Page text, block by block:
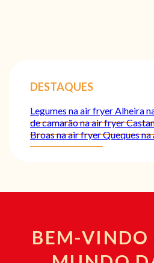
DESTAQUES
Legumes na air fryerAlheira
de camarão na air fryer
Broas na air fryerQueques
BEM-VINDO